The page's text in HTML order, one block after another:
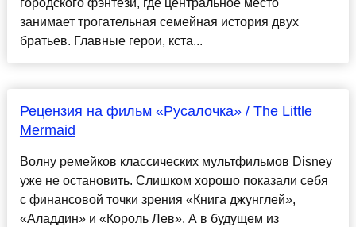
городского фэнтези, где центральное место
занимает трогательная семейная история двух
братьев. Главные герои, кста...
Рецензия на фильм «Русалочка» / The Little
Mermaid
Волну ремейков классических мультфильмов Disney
уже не остановить. Слишком хорошо показали себя
с финансовой точки зрения «Книга джунглей»,
«Аладдин» и «Король Лев». А в будущем из